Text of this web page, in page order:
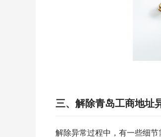
三、解除青岛工商地址
解除异常过程中，有一些细节